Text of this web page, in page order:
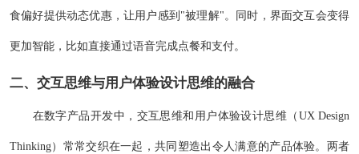
食偏好提供动态优惠，让用户感到"被理解"。同时，界面交互会变得
更加智能，比如直接通过语音完成点餐和支付。
二、交互思维与用户体验设计思维的融合
在数字产品开发中，交互思维和用户体验设计思维（UX Design
Thinking）常常交织在一起，共同塑造出令人满意的产品体验。两者